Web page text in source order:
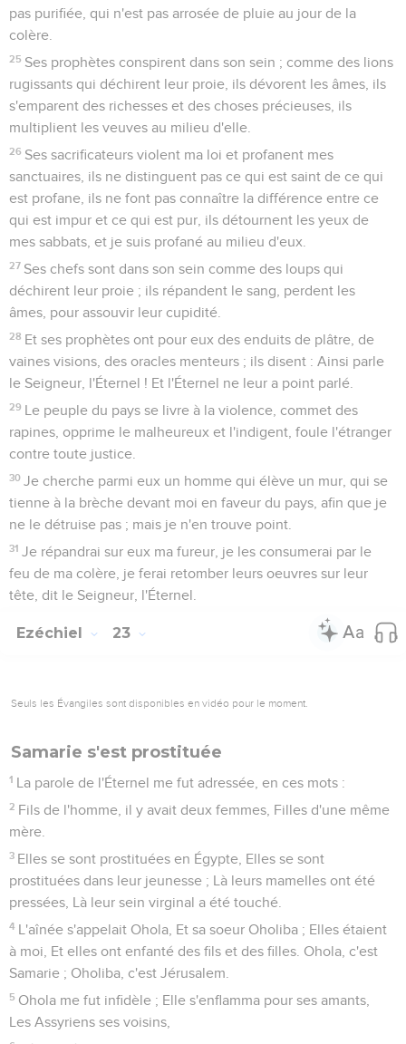
pas purifiée, qui n'est pas arrosée de pluie au jour de la
colère.
25 Ses prophètes conspirent dans son sein ; comme des lions
rugissants qui déchirent leur proie, ils dévorent les âmes, ils
s'emparent des richesses et des choses précieuses, ils
multiplient les veuves au milieu d'elle.
26 Ses sacrificateurs violent ma loi et profanent mes
sanctuaires, ils ne distinguent pas ce qui est saint de ce qui
est profane, ils ne font pas connaître la différence entre ce
qui est impur et ce qui est pur, ils détournent les yeux de
mes sabbats, et je suis profané au milieu d'eux.
27 Ses chefs sont dans son sein comme des loups qui
déchirent leur proie ; ils répandent le sang, perdent les
âmes, pour assouvir leur cupidité.
28 Et ses prophètes ont pour eux des enduits de plâtre, de
vaines visions, des oracles menteurs ; ils disent : Ainsi parle
le Seigneur, l'Éternel ! Et l'Éternel ne leur a point parlé.
29 Le peuple du pays se livre à la violence, commet des
rapines, opprime le malheureux et l'indigent, foule l'étranger
contre toute justice.
30 Je cherche parmi eux un homme qui élève un mur, qui se
tienne à la brèche devant moi en faveur du pays, afin que je
ne le détruise pas ; mais je n'en trouve point.
31 Je répandrai sur eux ma fureur, je les consumerai par le
feu de ma colère, je ferai retomber leurs oeuvres sur leur
tête, dit le Seigneur, l'Éternel.
Ezéchiel 23
Seuls les Évangiles sont disponibles en vidéo pour le moment.
Samarie s'est prostituée
1 La parole de l'Éternel me fut adressée, en ces mots :
2 Fils de l'homme, il y avait deux femmes, Filles d'une même
mère.
3 Elles se sont prostituées en Égypte, Elles se sont
prostituées dans leur jeunesse ; Là leurs mamelles ont été
pressées, Là leur sein virginal a été touché.
4 L'aînée s'appelait Ohola, Et sa soeur Oholiba ; Elles étaient
à moi, Et elles ont enfanté des fils et des filles. Ohola, c'est
Samarie ; Oholiba, c'est Jérusalem.
5 Ohola me fut infidèle ; Elle s'enflamma pour ses amants,
Les Assyriens ses voisins,